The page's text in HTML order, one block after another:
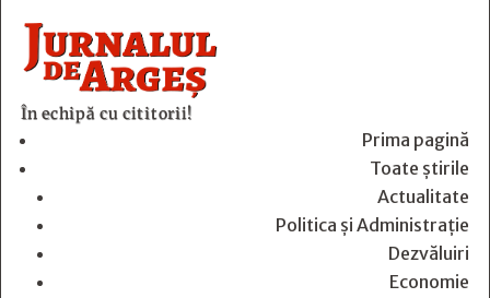
În echipă cu cititorii!
Prima pagină
Toate știrile
Actualitate
Politica și Administrație
Dezvăluiri
Economie